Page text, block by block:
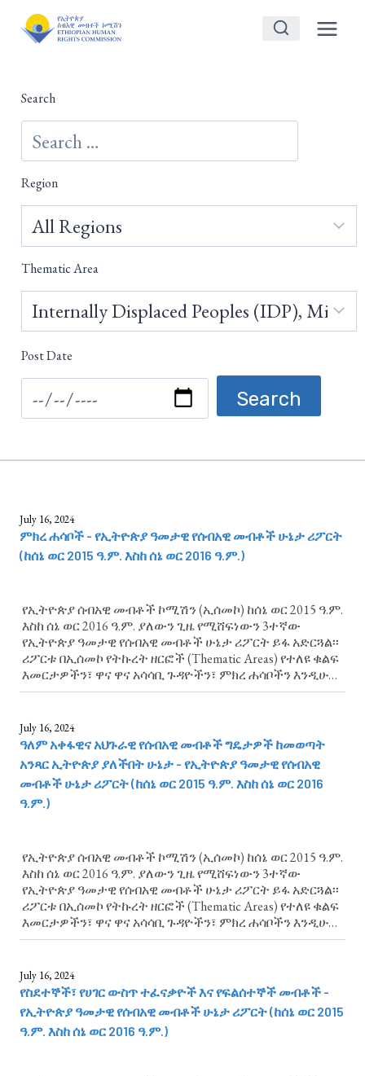
Search
Region
Thematic Area
Post Date
July 16, 2024
ምክረ ሐሳቦች - የኢትዮጵያ ዓመታዊ የሰብአዊ መብቶች ሁኔታ ሪፖርት
(ከሰኔ ወር 2015 ዓ.ም. እስከ ሰኔ ወር 2016 ዓ.ም.)
የኢትዮጵያ ሰብአዊ መብቶች ኮሚሽን (ኢሰመኮ) ከሰኔ ወር 2015 ዓ.ም.
እስከ ሰኔ ወር 2016 ዓ.ም. ያለውን ጊዜ የሚሸፍነውን 3ተኛው
የኢትዮጵያ ዓመታዊ የሰብአዊ መብቶች ሁኔታ ሪፖርት ይፋ አድርጓል፡፡
ሪፖርቱ በኢሰመኮ የትኩረት ዘርፎች (Thematic Areas) የተለዩ ቁልፍ
እመርታዎችን፣ ዋና ዋና አሳሳቢ ጉዳዮችን፣ ምክረ ሐሳቦችን እንዲሁም
ልዩ ትኩረት የሚሹ የሰብአዊ መብቶች ጉዳዮች አካትቷል። ምክረ
July 16, 2024
ዓለም አቀፋዊና አህጉራዊ የሰብአዊ መብቶች ግዴታዎች ከመወጣት
አንጻር ኢትዮጵያ ያለችበት ሁኔታ - የኢትዮጵያ ዓመታዊ የሰብአዊ
መብቶች ሁኔታ ሪፖርት (ከሰኔ ወር 2015 ዓ.ም. እስከ ሰኔ ወር 2016
ዓ.ም.)
የኢትዮጵያ ሰብአዊ መብቶች ኮሚሽን (ኢሰመኮ) ከሰኔ ወር 2015 ዓ.ም.
እስከ ሰኔ ወር 2016 ዓ.ም. ያለውን ጊዜ የሚሸፍነውን 3ተኛው
የኢትዮጵያ ዓመታዊ የሰብአዊ መብቶች ሁኔታ ሪፖርት ይፋ አድርጓል፡፡
ሪፖርቱ በኢሰመኮ የትኩረት ዘርፎች (Thematic Areas) የተለዩ ቁልፍ
እመርታዎችን፣ ዋና ዋና አሳሳቢ ጉዳዮችን፣ ምክረ ሐሳቦችን እንዲሁም
ልዩ ትኩረት የሚሹ የሰብአዊ መብቶች ጉዳዮች አካትቷል። ዓለም
July 16, 2024
የስደተኞች፣ የሀገር ውስጥ ተፈናቃዮች እና የፍልሰተኞች መብቶች -
የኢትዮጵያ ዓመታዊ የሰብአዊ መብቶች ሁኔታ ሪፖርት (ከሰኔ ወር 2015
ዓ.ም. እስከ ሰኔ ወር 2016 ዓ.ም.)